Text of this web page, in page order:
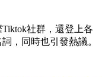
社群，還登上各
，同時也引發熱議。